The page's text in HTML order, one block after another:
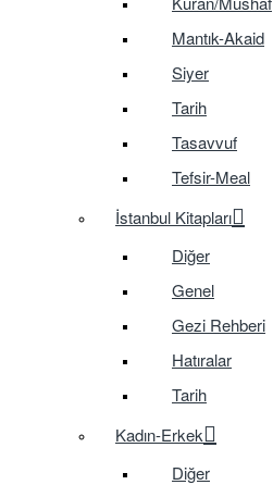
Mantık-Akaid
Siyer
Tarih
Tasavvuf
Tefsir-Meal
İstanbul Kitapları
Diğer
Genel
Gezi Rehberi
Hatıralar
Tarih
Kadın-Erkek
Diğer